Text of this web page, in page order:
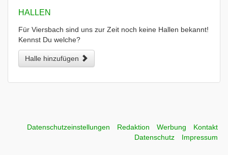
HALLEN
Für Viersbach sind uns zur Zeit noch keine Hallen bekannt!
Kennst Du welche?
Halle hinzufügen
Datenschutzeinstellungen Redaktion Werbung
Kontakt
Datenschutz
Impressum